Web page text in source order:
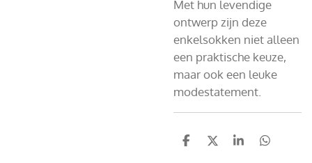
Met hun levendige
ontwerp zijn deze
enkelsokken niet alleen
een praktische keuze,
maar ook een leuke
modestatement.
D
D
S
D